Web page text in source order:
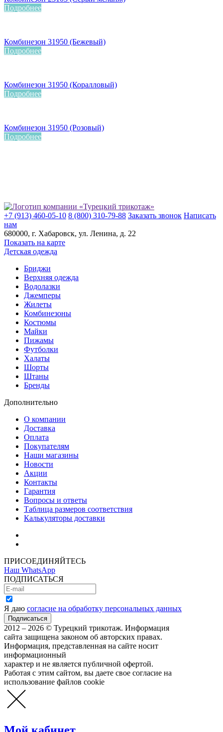
Подробнее
Комбинезон 31950 (Бежевый)
Подробнее
Комбинезон 31950 (Коралловый)
Подробнее
Комбинезон 31950 (Розовый)
Подробнее
+7 (913) 460-05-10 8 (800) 310-79-88 Заказать звонок Написать
нам
680000, г. Хабаровск, ул. Ленина, д. 22
Показать на карте
Детская одежда
Бриджи
Верхняя одежда
Водолазки
Джемперы
Жилеты
Комбинезоны
Костюмы
Майки
Пижамы
Футболки
Халаты
Шорты
Штаны
Бренды
Дополнительно
О компании
Доставка
Оплата
Покупателям
Наши магазины
Новости
Акции
Контакты
Гарантия
Вопросы и ответы
Таблица размеров соответствия
Калькуляторы доставки
ПРИСОЕДИНЯЙТЕСЬ
Наш WhatsApp
ПОДПИСАТЬСЯ
Я даю согласие на обработку персональных данных
2012 – 2026 © Турецкий трикотаж. Информация
сайта защищена законом об авторских правах.
Информация, представленная на сайте носит
информационный
характер и не является публичной офертой.
Работая с этим сайтом, вы даете свое согласие на
использование файлов cookie